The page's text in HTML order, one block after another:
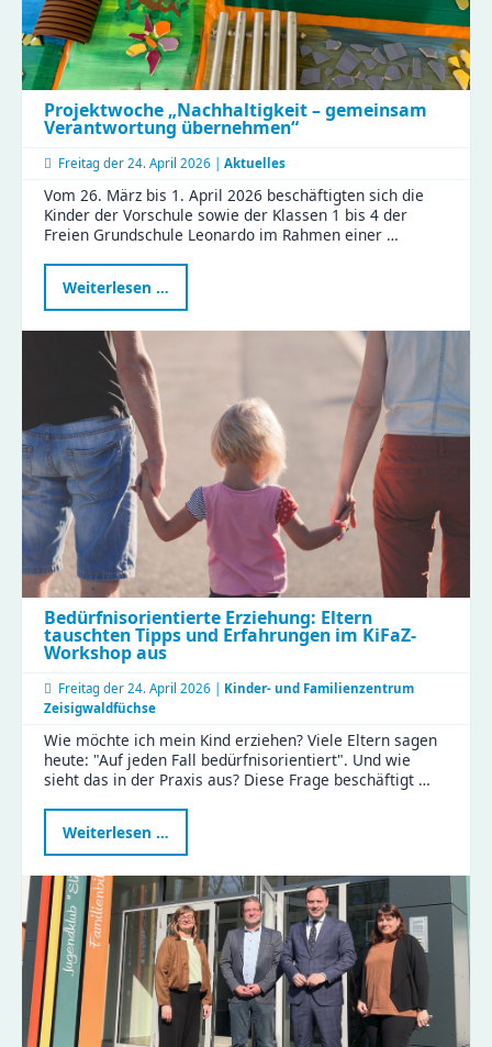
Projektwoche „Nachhaltigkeit – gemeinsam
Verantwortung übernehmen“
Freitag der 24. April 2026 | Aktuelles
Vom 26. März bis 1. April 2026 beschäftigten sich die
Kinder der Vorschule sowie der Klassen 1 bis 4 der
Freien Grundschule Leonardo im Rahmen einer …
Weiterlesen …
„Nachhaltigkeit
–
Bedürfnisorientierte Erziehung: Eltern
tauschten Tipps und Erfahrungen im KiFaZ-
Workshop aus
Freitag der 24. April 2026 | Kinder- und Familienzentrum
Zeisigwaldfüchse
Wie möchte ich mein Kind erziehen? Viele Eltern sagen
heute: "Auf jeden Fall bedürfnisorientiert". Und wie
sieht das in der Praxis aus? Diese Frage beschäftigt …
Weiterlesen …
Erziehung:
tauschten
Tipps
und
Erfahrungen
im
KiFaZ-
Workshop
aus